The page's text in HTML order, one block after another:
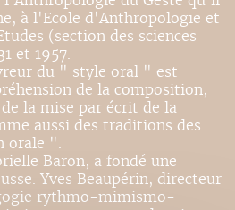
à l'Ecole d'Anthropologie et
(section des sciences
et 1957.
du " style oral " est
de la composition,
la mise par écrit de la
aussi des traditions des
orale ".
Baron, a fondé une
Yves Beaupérin, directeur
rythmo-mimismo-